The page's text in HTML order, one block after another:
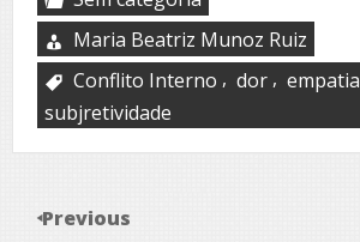
Maria Beatriz Munoz Ruiz
Conflito Interno , dor , empatia
subjretividade
Previous